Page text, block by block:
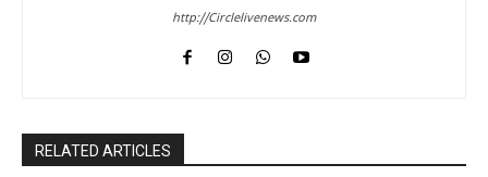
http://Circlelivenews.com
RELATED ARTICLES